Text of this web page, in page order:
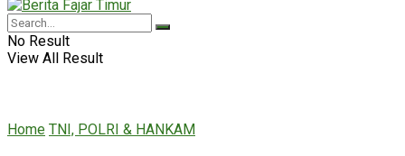
No Result
View All Result
Home TNI, POLRI & HANKAM